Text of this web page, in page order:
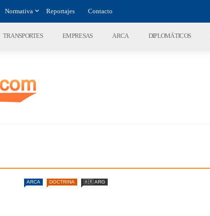
Normativa Reportajes Contacto
TRANSPORTES EMPRESAS ARCA DIPLOMÁTICOS
ARCA DOCTRINA 🇦🇷 ARG